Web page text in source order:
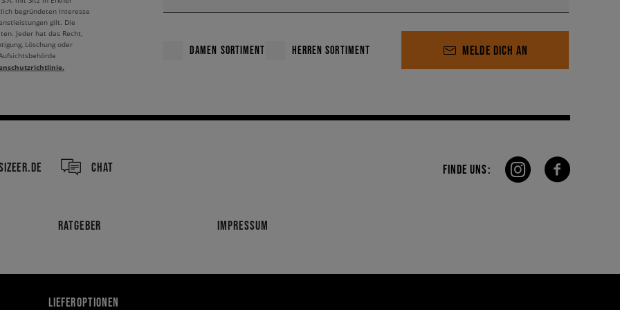
DAMEN SORTIMENT HERREN SORTIMENT MELDE DICH AN
begründeten Interesse
gilt. Die
Jeder hat das Recht,
Löschung oder
CHAT
RATGEBER IMPRESSUM
FINDE UNS:
LIEFEROPTIONEN